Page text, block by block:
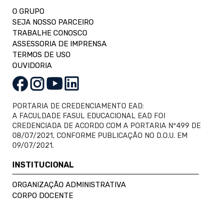
O GRUPO
SEJA NOSSO PARCEIRO
TRABALHE CONOSCO
ASSESSORIA DE IMPRENSA
TERMOS DE USO
OUVIDORIA
PORTARIA DE CREDENCIAMENTO EAD:
A FACULDADE FASUL EDUCACIONAL EAD FOI
CREDENCIADA DE ACORDO COM A PORTARIA Nº499 DE
08/07/2021, CONFORME PUBLICAÇÃO NO D.O.U. EM
09/07/2021.
INSTITUCIONAL
ORGANIZAÇÃO ADMINISTRATIVA
CORPO DOCENTE